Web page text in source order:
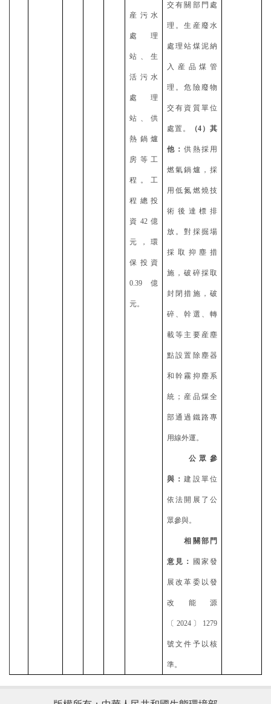
産污水
處理
站、生
活污水
處理
站、供
熱鍋爐
房等工
程。工
程總投
資42億
元，環
保投資
0.39億
元。
交有關部門處
理。生産廢水
處理站煤泥納
入産品煤管
理。危險廢物
交有資質單位
處置。 （4）其
他：供熱採用
燃氣鍋爐，採
用低氮燃燒技
術後達標排
放。對採掘場
採取抑塵措
施，破碎採取
封閉措施，破
碎、幹選、轉
載等主要産塵
點設置除塵器
和幹霧抑塵系
統；産品煤全
部通過鐵路專
用線外運。
公眾參
與：建設單位
依法開展了公
眾參與。
相關部門
意見： 國家發
展改革委以發
改能源
〔 2024〕1279
號文件予以核
準。